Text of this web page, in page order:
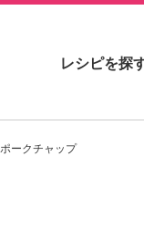
し
レシピを探
ポークチャップ